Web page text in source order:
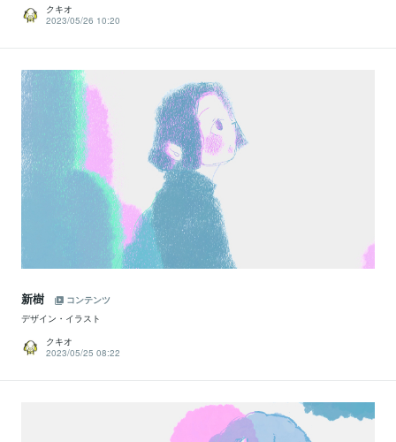
クキオ
2023/05/26 10:20
新樹
コンテンツ
デザイン・イラスト
クキオ
2023/05/25 08:22